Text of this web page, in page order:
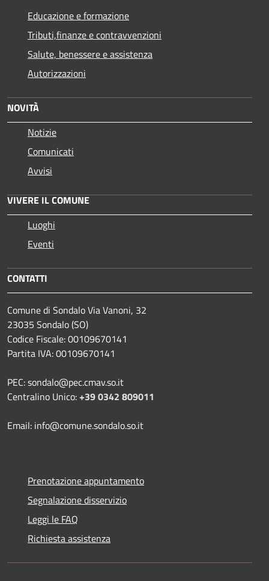
Educazione e formazione
Tributi,finanze e contravvenzioni
Salute, benessere e assistenza
Autorizzazioni
NOVITÀ
Notizie
Comunicati
Avvisi
VIVERE IL COMUNE
Luoghi
Eventi
CONTATTI
Comune di Sondalo Via Vanoni, 32
23035 Sondalo (SO)
Codice Fiscale: 00109670141
Partita IVA: 00109670141
PEC: sondalo@pec.cmav.so.it
Centralino Unico:+39 0342 809011
Email: info@comune.sondalo.so.it
Prenotazione appuntamento
Segnalazione disservizio
Leggi le FAQ
Richiesta assistenza